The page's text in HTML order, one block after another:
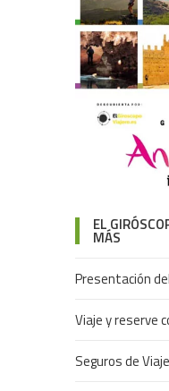
EL
MÁS
Presentación
Viaje y reserve
Seguros de Viaje